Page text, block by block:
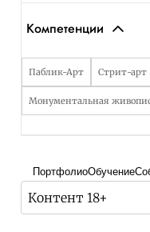
Компетенции
Паблик-Арт Стрит-арт
Монументальная
ПортфолиоОбучение
Контент 18+